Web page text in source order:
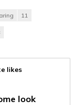
11
likes
look